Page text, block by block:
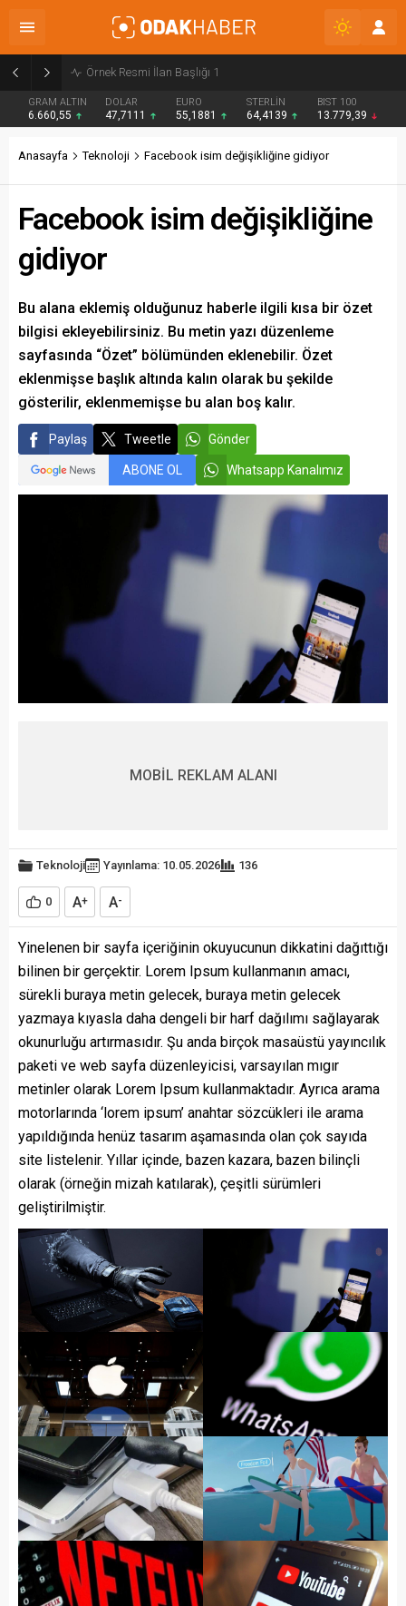
Örnek Resmi İlan Başlığı 2
GRAM ALTIN
6.660,55
DOLAR
47,7111
EURO
55,1881
STERLİN
64,4139
BIST 100
13.779,39
Anasayfa Teknoloji Facebook isim değişikliğine gidiyor
Facebook isim değişikliğine
gidiyor
Bu alana eklemiş olduğunuz haberle ilgili kısa bir özet
bilgisi ekleyebilirsiniz. Bu metin yazı düzenleme
sayfasında “Özet” bölümünden eklenebilir. Özet
eklenmişse başlık altında kalın olarak bu şekilde
gösterilir, eklenmemişse bu alan boş kalır.
Paylaş Tweetle Gönder
ABONE OL Whatsapp Kanalımız
MOBİL REKLAM ALANI
Teknoloji Yayınlama: 10.05.2026 136
0 A+ A-
Yinelenen bir sayfa içeriğinin okuyucunun dikkatini dağıttığı
bilinen bir gerçektir. Lorem Ipsum kullanmanın amacı,
sürekli buraya metin gelecek, buraya metin gelecek
yazmaya kıyasla daha dengeli bir harf dağılımı sağlayarak
okunurluğu artırmasıdır. Şu anda birçok masaüstü yayıncılık
paketi ve web sayfa düzenleyicisi, varsayılan mıgır
metinler olarak Lorem Ipsum kullanmaktadır. Ayrıca arama
motorlarında ‘lorem ipsum’ anahtar sözcükleri ile arama
yapıldığında henüz tasarım aşamasında olan çok sayıda
site listelenir. Yıllar içinde, bazen kazara, bazen bilinçli
olarak (örneğin mizah katılarak), çeşitli sürümleri
geliştirilmiştir.